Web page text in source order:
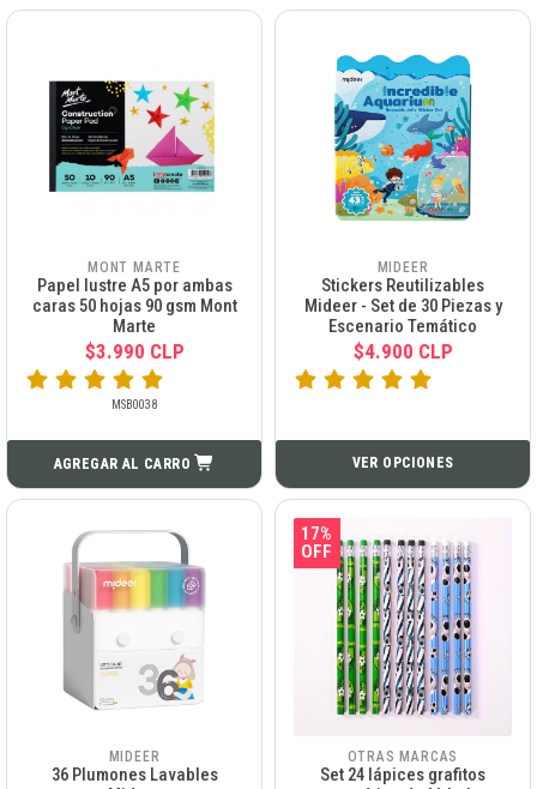
MONT MARTE
Papel lustre A5 por ambas
caras 50 hojas 90 gsm Mont
Marte
$3.990 CLP
MSB0038
AGREGAR AL CARRO
MIDEER
Stickers Reutilizables
Mideer - Set de 30 Piezas y
Escenario Temático
$4.900 CLP
VER OPCIONES
MIDEER
36 Plumones Lavables
17%
OFF
OTRAS MARCAS
Set 24 lápices grafitos